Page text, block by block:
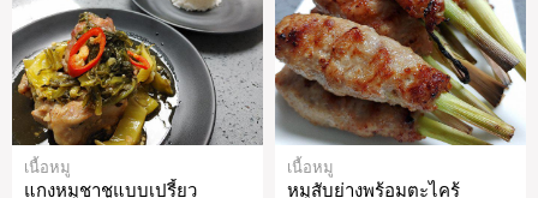
เนื้อหมู
แกงหมูชาชูแบบเปรี้ยว
เนื้อหมู
หมูสับย่างพร้อมตะไคร้